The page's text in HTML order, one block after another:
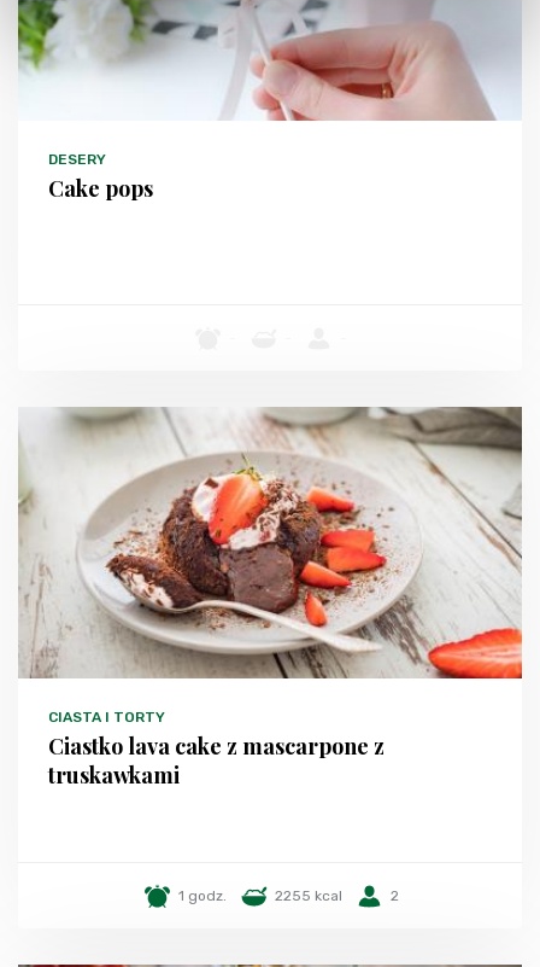
DESERY
Cake pops
CIASTA I TORTY
Ciastko lava cake z mascarpone z
truskawkami
1 godz. 2255 kcal 2